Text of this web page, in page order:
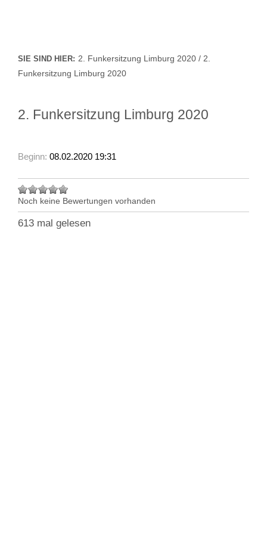
SIE SIND HIER: 2. Funkersitzung Limburg 2020 / 2.
Funkersitzung Limburg 2020
2. Funkersitzung Limburg 2020
Beginn: 08.02.2020 19:31
Noch keine Bewertungen vorhanden
613 mal gelesen